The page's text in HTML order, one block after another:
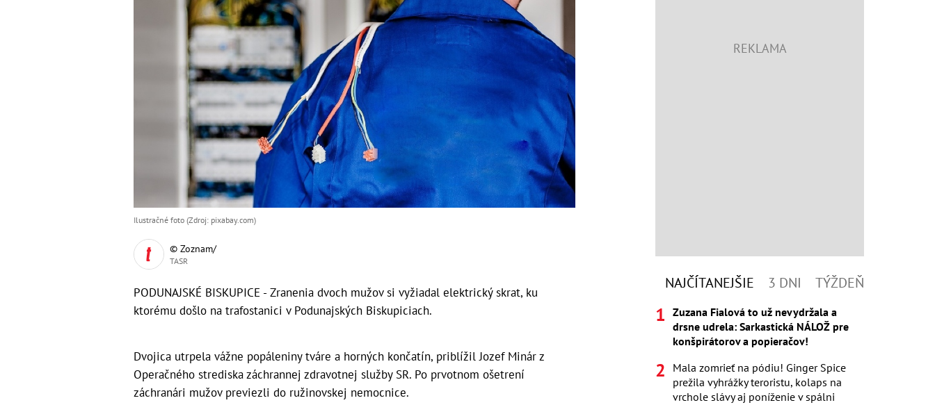
Ilustračné foto (Zdroj: pixabay.com)
© Zoznam/
TASR
PODUNAJSKÉ BISKUPICE - Zranenia dvoch mužov si vyžiadal elektrický skrat, ku
ktorému došlo na trafostanici v Podunajských Biskupiciach.
Dvojica utrpela vážne popáleniny tváre a horných končatín, priblížil Jozef Minár z
Operačného strediska záchrannej zdravotnej služby SR. Po prvotnom ošetrení
záchranári mužov previezli do ružinovskej nemocnice.
NAJČÍTANEJŠIE 3 DNI TÝŽDEŇ
Zuzana Fialová to už nevydržala a
drsne udrela: Sarkastická NÁLOŽ pre
konšpirátorov a popieračov!
Mala zomrieť na pódiu! Ginger Spice
prežila vyhrážky teroristu, kolaps na
vrchole slávy aj poníženie v spálni